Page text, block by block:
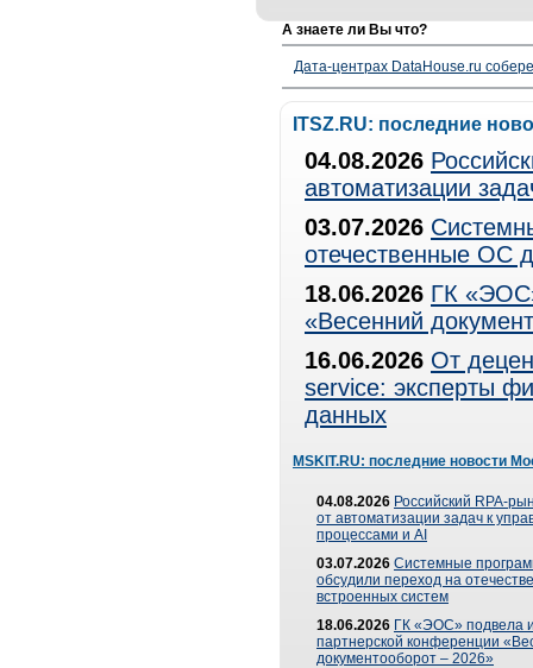
А знаете ли Вы что?
Дата-центрах DataHouse.ru
ITSZ.RU: последние
04.08.2026
автоматизации
03.07.2026
отечественные ОС
18.06.2026 ГК
«Весенний
16.06.2026 От
service: эксперты
данных
MSKIT.RU: последние новости
04.08.2026 Российский RPA-
от автоматизации задач к
процессами и AI
03.07.2026 Системные
обсудили переход на
встроенных систем
18.06.2026 ГК «ЭОС» подвела
партнерской конференции
документооборот – 2026»